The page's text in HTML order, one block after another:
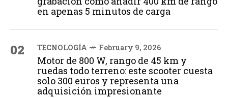
en apenas 5 minutos de carga
02 TECNOLOGÍA February 9, 2026
Motor de 800 W, rango de 45 km y
ruedas todo terreno: este scooter cuesta
solo 300 euros y representa una
adquisición impresionante